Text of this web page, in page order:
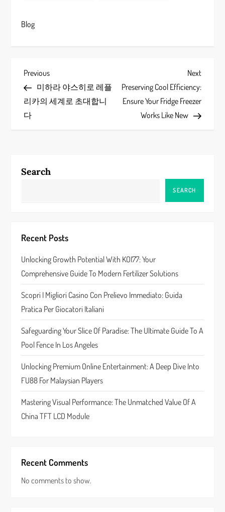
Blog
P
o
s
n
i
g
a
t
i
o
n
Previous
Post
Previous
미하라 야스히로 레플
리카의 세계로 초대합니
다
Next
Post
Next
Preserving Cool Efficiency:
Ensure Your Fridge Freezer
Works Like New
Search
SEARCH
Recent Posts
Unlocking Growth Potential With KOI77: Your
Comprehensive Guide To Modern Fertilizer Solutions
Scopri I Migliori Casino Con Prelievo Immediato: Guida
Pratica Per Giocatori Italiani
Safeguarding Your Slice Of Paradise: The Ultimate Guide To A
Pool Fence In Los Angeles
Unlocking Premium Online Entertainment: A Deep Dive Into
FU88 For Malaysian Players
Mastering Visual Performance: The Unmatched Value Of A
China TFT LCD Module
Recent Comments
No comments to show.